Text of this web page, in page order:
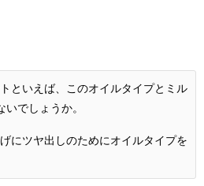
といえば、このオイルタイプとミル
でしょうか。
にツヤ出しのためにオイルタイプを